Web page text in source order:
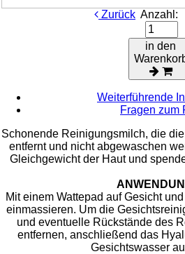
Zurück Anzahl:
in den
Weiterführende
Fragen zum
Schonende Reinigungsmilch, die
entfernt und nicht abgewaschen
Gleichgewicht der Haut und
Mit einem Wattepad auf Gesicht
einmassieren. Um die
und eventuelle Rückstände des
entfernen, anschließend das
Gesichtswasser